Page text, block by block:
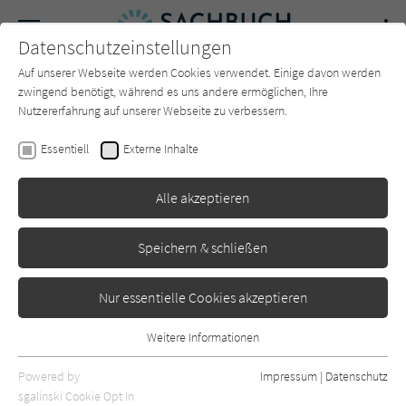
SUCHE Forum Charts Newsletter
Patrick Burow ,Dallan Sam
Erschienen: September 2019 1
Datenschutzeinstellungen
Auf unserer Webseite werden Cookies verwendet. Einige davon werden
zwingend benötigt, während es uns andere ermöglichen, Ihre
Nutzererfahrung auf unserer Webseite zu verbessern.
Essentiell Externe Inhalte
Alle akzeptieren
Speichern & schließen
Nur essentielle Cookies akzeptieren
Essentielle Cookies werden für grundlegende Funktionen der
Webseite benötigt. Dadurch ist gewährleistet, dass die Webseite
Weitere Informationen
Powered by
sgalinski Cookie Opt In
Impressum | Datenschutz